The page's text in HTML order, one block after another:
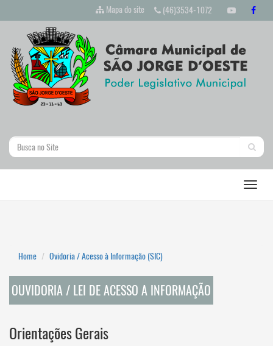
Mapa do site (46)3534-1072
Home Ovidoria / Acesso à Informação (SIC)
OUVIDORIA / LEI DE ACESSO A INFORMAÇÃO
Orientações Gerais